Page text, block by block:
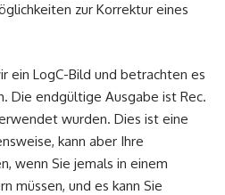
zur Korrektur eines
ein LogC-Bild und betrachten es
Die endgültige Ausgabe ist Rec.
wurden. Dies ist eine
kann aber Ihre
wenn Sie jemals in einem
müssen, und es kann Sie